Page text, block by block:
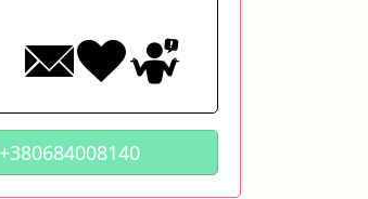
+380684008140